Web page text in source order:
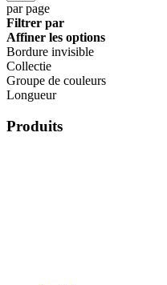
par page
Filtrer par
Affiner les options
Bordure invisible
Collectie
Groupe de couleurs
Longueur
Produits